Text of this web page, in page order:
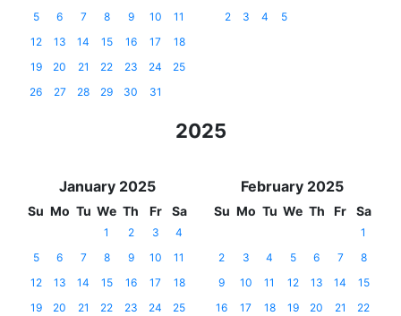
5
6 7 8 9 10
11
12
13 14 15 16 17
18
19
20 21 22 23 24
25
26
27 28 29 30 31
2
3 4 5
2025
January 2025
Su Mo Tu We Th Fr Sa
1 2 3
4
5
6 7 8 9 10
11
12
13 14 15 16 17
18
19
20 21 22 23 24
25
February 2025
Su Mo Tu We Th Fr Sa
1
2
3 4 5 6 7
8
9
10 11 12 13 14
15
16
17 18 19 20 21
22